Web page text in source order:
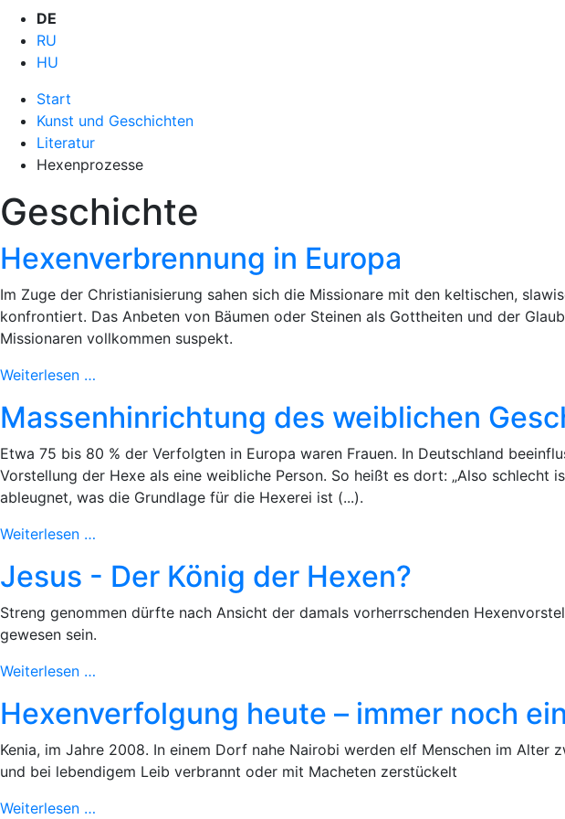
DE
RU
HU
Start
Kunst und Geschichten
Literatur
Hexenprozesse
Geschichte
Hexenverbrennung in Europa
Im Zuge der Christianisierung sahen sich die Missionare mit den keltischen,
konfrontiert. Das Anbeten von Bäumen oder Steinen als Gottheiten und der
Missionaren vollkommen suspekt.
Weiterlesen …
Massenhinrichtung des weiblichen
Etwa 75 bis 80 % der Verfolgten in Europa waren Frauen. In Deutschland
Vorstellung der Hexe als eine weibliche Person. So heißt es dort: „Also schlecht
ableugnet, was die Grundlage für die Hexerei ist (...).
Weiterlesen …
Jesus - Der König der Hexen?
Streng genommen dürfte nach Ansicht der damals vorherrschenden
gewesen sein.
Weiterlesen …
Hexenverfolgung heute – immer noch
Kenia, im Jahre 2008. In einem Dorf nahe Nairobi werden elf Menschen im Alter
und bei lebendigem Leib verbrannt oder mit Macheten zerstückelt
Weiterlesen …